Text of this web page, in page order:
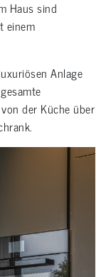
Haus sind
einem
Anlage
der Küche über